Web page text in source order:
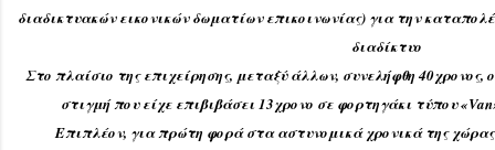
διαδικτυακών εικονικών δωματίων επικοινωνίας) για την
διαδίκτυο
Στο πλαίσιο της επιχείρησης, μεταξύ άλλων, συνελήφθη
στιγμή που είχε επιβιβάσει 13χρονο σε φορτηγάκι τύπου «Van
Επιπλέον, για πρώτη φορά στα αστυνομικά χρονικά της